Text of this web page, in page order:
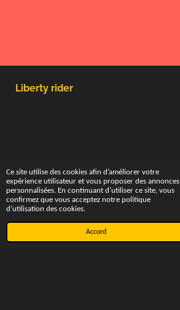
Ce site utilise des cookies afin d’améliorer votre
expérience utilisateur et vous proposer des annonces
personnalisées. En continuant d'utiliser ce site, vous
confirmez que vous acceptez notre politique
d’utilisation des cookies.
Accord
Liberty rider
Téléphone